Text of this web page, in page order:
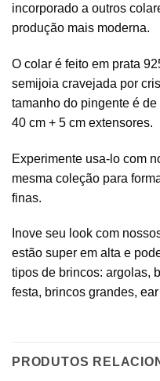
incorporado a outros
produção mais moderna.
O colar é feito em prata
semijoia cravejada por
tamanho do pingente é
40 cm + 5 cm extensores.
Experimente usa-lo com
mesma coleção para
finas.
Inove seu look com
estão super em alta e
tipos de brincos: argolas,
festa, brincos grandes,
PRODUTOS